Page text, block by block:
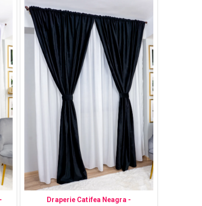
Draperie Catifea Neagra -